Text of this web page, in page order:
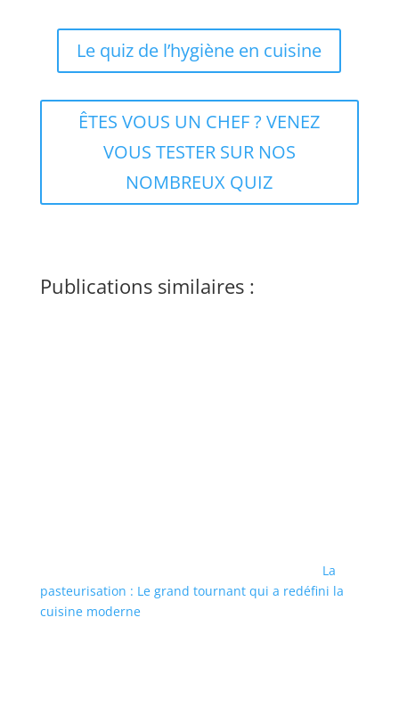
Le quiz de l’hygiène en cuisine
ÊTES VOUS UN CHEF ? VENEZ
VOUS TESTER SUR NOS
NOMBREUX QUIZ
Publications similaires :
La
pasteurisation : Le grand tournant qui a redéfini la
cuisine moderne